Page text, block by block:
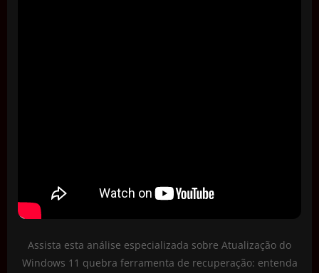
Assista esta análise especializada sobre Atualização do
Windows 11 quebra ferramenta de recuperação: entenda